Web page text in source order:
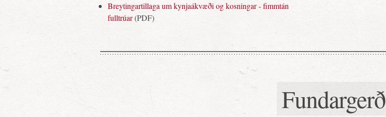
Breytingartillaga um kynjaákvæði og kosningar - fimmtán
fulltrúar(PDF)
Fundargerð